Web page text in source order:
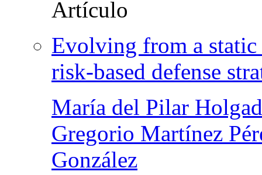
Evolving from a
risk-based defense
María del Pilar
Gregorio Martínez
González